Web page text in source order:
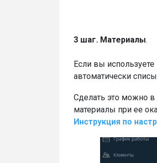
3 шаг. Материалы.
Если вы используете
автоматически
Сделать это можно в
материалы при ее
Инструкция по